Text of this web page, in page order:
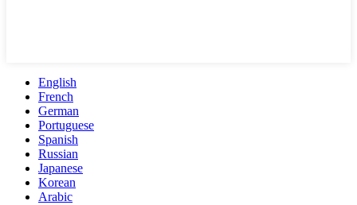
English
French
German
Portuguese
Spanish
Russian
Japanese
Korean
Arabic